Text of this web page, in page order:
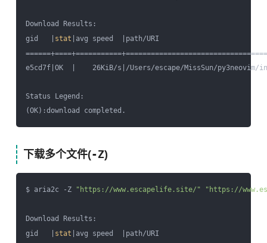
Download Results:
gid   | stat |avg speed  |path/URI
e5cd7f|OK  |    26KiB/s|/Users/escape/MissSun/py3neovim/
Status Legend:
下载多个文件(-Z)
$ aria2c -Z "https://www.escapelife.site/" "https://
Download Results:
gid   | stat |avg speed  |path/URI